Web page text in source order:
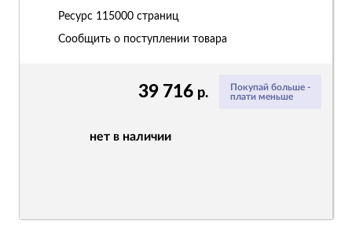
Покупай больше -
плати меньше
39 716 р.
нет в наличии
Ресурс 115000 страниц
Сообщить о поступлении товара